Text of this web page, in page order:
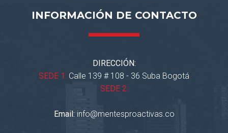
INFORMACIÓN DE CONTACTO
DIRECCIÓN:
SEDE 1: Calle 139 # 108 - 36 Suba Bogotá
SEDE 2:
Email: info@mentesproactivas.co